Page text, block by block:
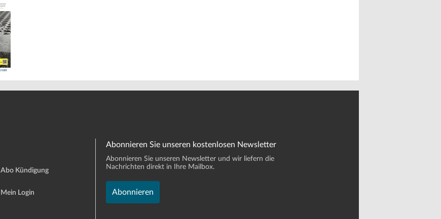
Abo Kündigung
Mein Login
Abonnieren Sie unseren kostenlosen Newsletter
Abonnieren Sie unseren Newsletter und wir liefern die
Nachrichten direkt in Ihre Mailbox.
Abonnieren